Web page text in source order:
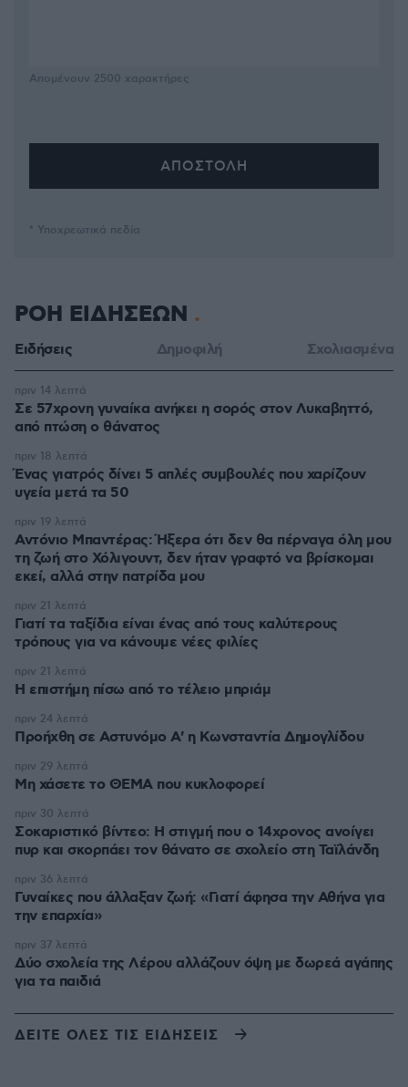
Απομένουν 2500 χαρακτήρες
* Υποχρεωτικά πεδία
ΡΟΗ ΕΙΔΗΣΕΩΝ
Ειδήσεις Δημοφιλή Σχολιασμένα
Σε 57χρονη γυναίκα ανήκει η σορός στον Λυκαβηττό,
από πτώση ο θάνατος
πριν 14 λεπτά
Ένας γιατρός δίνει 5 απλές συμβουλές που χαρίζουν
υγεία μετά τα 50
πριν 18 λεπτά
Αντόνιο Μπαντέρας: Ήξερα ότι δεν θα πέρναγα όλη μου
τη ζωή στο Χόλιγουντ, δεν ήταν γραφτό να βρίσκομαι
εκεί, αλλά στην πατρίδα μου
πριν 19 λεπτά
Γιατί τα ταξίδια είναι ένας από τους καλύτερους
τρόπους για να κάνουμε νέες φιλίες
πριν 21 λεπτά
Η επιστήμη πίσω από το τέλειο μπριάμ
πριν 21 λεπτά
Προήχθη σε Αστυνόμο Α' η Κωνσταντία Δημογλίδου
πριν 24 λεπτά
Μη χάσετε το ΘΕΜΑ που κυκλοφορεί
πριν 29 λεπτά
Σοκαριστικό βίντεο: Η στιγμή που ο 14χρονος ανοίγει
πυρ και σκορπάει τον θάνατο σε σχολείο στη Ταϊλάνδη
πριν 30 λεπτά
Γυναίκες που άλλαξαν ζωή: «Γιατί άφησα την Αθήνα για
την επαρχία»
πριν 36 λεπτά
Δύο σχολεία της Λέρου αλλάζουν όψη με δωρεά αγάπης
για τα παιδιά
πριν 37 λεπτά
ΔΕΙΤΕ ΟΛΕΣ ΤΙΣ ΕΙΔΗΣΕΙΣ